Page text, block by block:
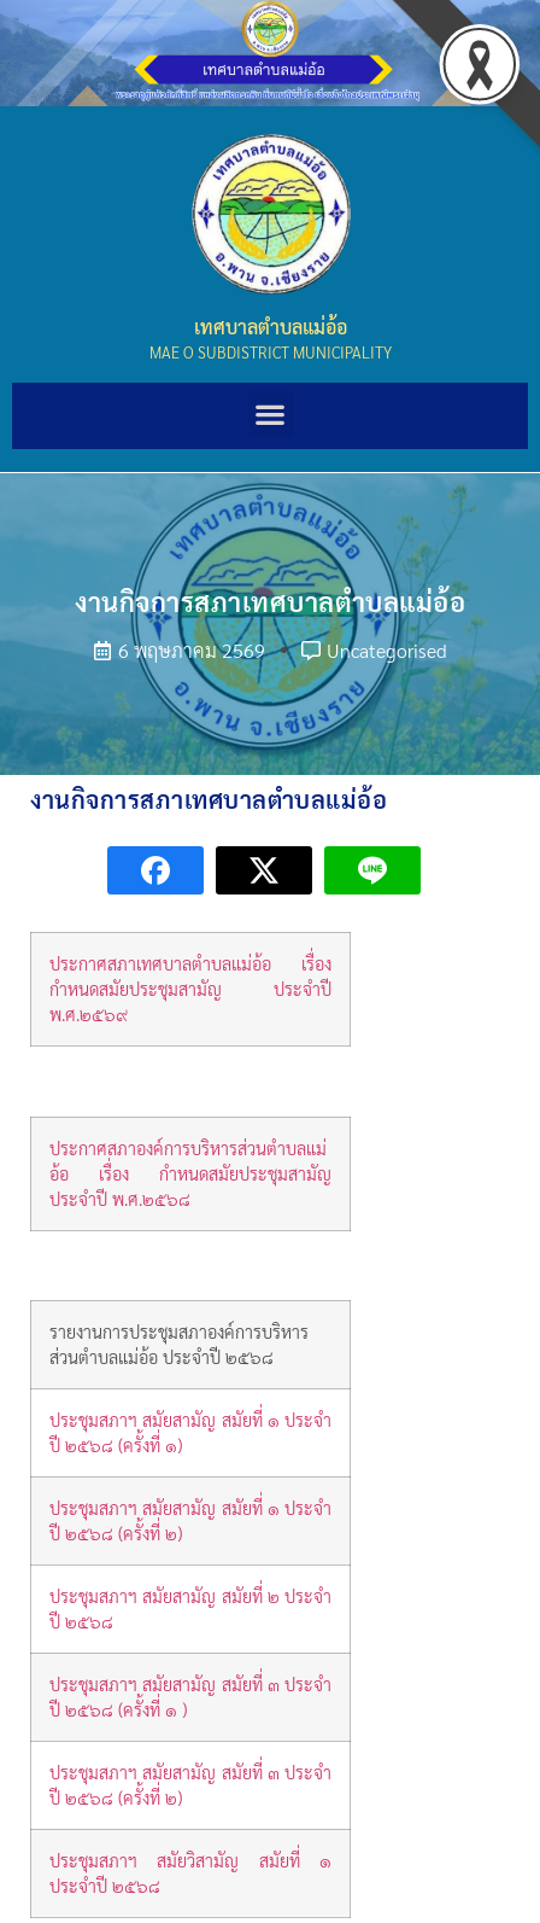
เทศบาลตำบลแม่อ้อ
MAE O SUBDISTRICT MUNICIPALITY
งานกิจการสภาเทศบาลตำบลแม่อ้อ
6 พฤษภาคม 2569 Uncategorised
งานกิจการสภาเทศบาลตำบลแม่อ้อ
ประกาศสภาเทศบาลตำบลแม่อ้อ เรื่อง
กำหนดสมัยประชุมสามัญ ประจำปี
พ.ศ.๒๕๖๙
ประกาศสภาองค์การบริหารส่วนตำบลแม่
อ้อ เรื่อง กำหนดสมัยประชุมสามัญ
ประจำปี พ.ศ.๒๕๖๘
รายงานการประชุมสภาองค์การบริหาร
ส่วนตำบลแม่อ้อ ประจำปี ๒๕๖๘
ประชุมสภาฯ สมัยสามัญ สมัยที่ ๑ ประจำ
ปี ๒๕๖๘ (ครั้งที่ ๑)
ประชุมสภาฯ สมัยสามัญ สมัยที่ ๑ ประจำ
ปี ๒๕๖๘ (ครั้งที่ ๒)
ประชุมสภาฯ สมัยสามัญ สมัยที่ ๒ ประจำ
ปี ๒๕๖๘
ประชุมสภาฯ สมัยสามัญ สมัยที่ ๓ ประจำ
ปี ๒๕๖๘ (ครั้งที่ ๑ )
ประชุมสภาฯ สมัยสามัญ สมัยที่ ๓ ประจำ
ปี ๒๕๖๘ (ครั้งที่ ๒)
ประชุมสภาฯ สมัยวิสามัญ สมัยที่ ๑
ประจำปี ๒๕๖๘